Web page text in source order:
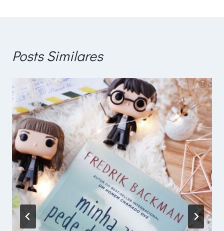
Posts Similares